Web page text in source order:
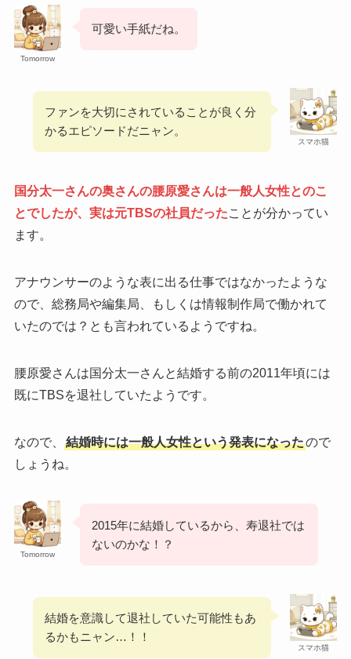
Tomorrow
可愛い手紙だね。
スマホ猫
ファンを大切にされていることが良く分
かるエピソードだニャン。
国分太一さんの奥さんの腰原愛さんは一般人女性とのこ
とでしたが、実は元TBSの社員だったことが分かってい
ます。
アナウンサーのような表に出る仕事ではなかったような
ので、総務局や編集局、もしくは情報制作局で働かれて
いたのでは？とも言われているようですね。
腰原愛さんは国分太一さんと結婚する前の2011年頃には
既にTBSを退社していたようです。
なので、 結婚時には一般人女性という発表になったので
しょうね。
Tomorrow
2015年に結婚しているから、寿退社では
ないのかな！？
スマホ猫
結婚を意識して退社していた可能性もあ
るかもニャン…！！